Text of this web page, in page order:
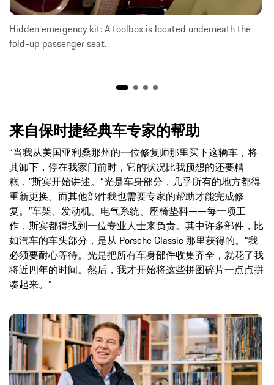
Hidden emergency kit: A toolbox is located underneath the
fold-up passenger seat.
来自保时捷经典车专家的帮助
“当我从美国亚利桑那州的一位修复师那里买下这辆车，将
其卸下，停在我家门前时，它的状况比我预想的还要糟
糕，”斯宾开始讲述。“光是车身部分，几乎所有的地方都得
重新更换。而其他部件我也需要专家的帮助才能完成修
复。”车架、发动机、电气系统、座椅垫料——每一项工
作，斯宾都得找到一位专业人士来负责。其中许多部件，比
如汽车的车头部分，是从 Porsche Classic 那里获得的。“我
必须要耐心等待。光是把所有车身部件收集齐全，就花了我
将近四年的时间。然后，我才开始将这些拼图碎片一点点拼
凑起来。”